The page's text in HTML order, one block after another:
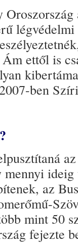
ettől is
ben
az
mint 50
fejezte